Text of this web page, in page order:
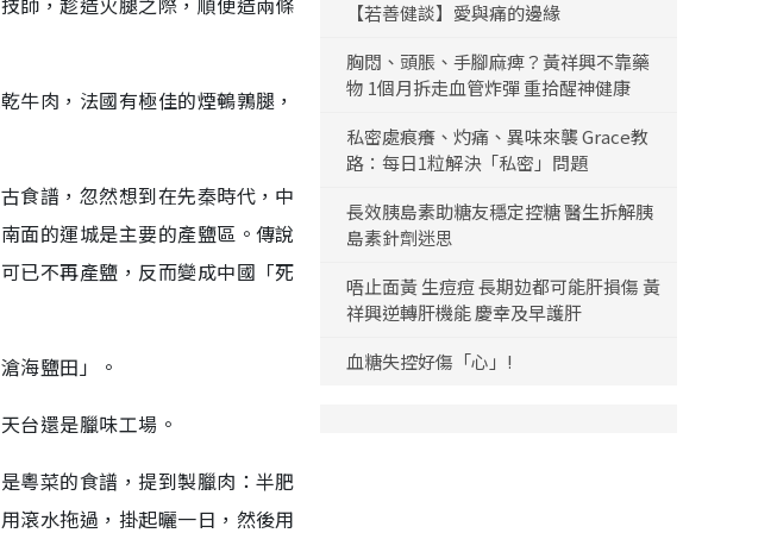
牛肉，法國有極佳的煙鵪鶉腿，
食譜，忽然想到在先秦時代，中
面的運城是主要的產鹽區。傳說
已不再產鹽，反而變成中國「死
海鹽田」。
台還是臘味工場。
粵菜的食譜，提到製臘肉：半肥
滾水拖過，掛起曬一日，然後用
【若善健談】愛與痛的邊緣
胸悶、頭脹、手腳麻痺？黃祥興不靠藥
物 1個月拆走血管炸彈 重拾醒神健康
私密處痕癢、灼痛、異味來襲 Grace教
路：每日1粒解決「私密」問題
長效胰島素助糖友穩定控糖 醫生拆解胰
島素針劑迷思
唔止面黃 生痘痘 長期攰都可能肝損傷 黃
祥興逆轉肝機能 慶幸及早護肝
血糖失控好傷「心」!